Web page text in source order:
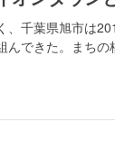
、千葉県旭市は
んできた。まち